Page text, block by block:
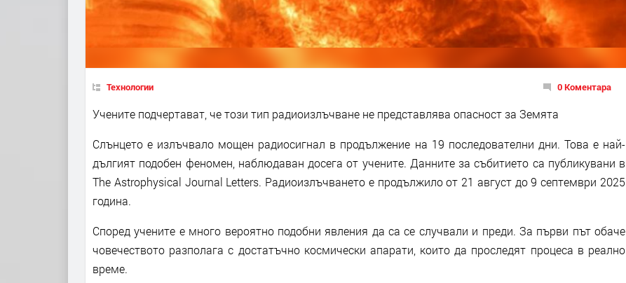
Технологии 0 Коментара
Учените подчертават, че този тип радиоизлъчване не представлява опасност за Земята
Слънцето е излъчвало мощен радиосигнал в продължение на 19 последователни дни. Това е най-
дългият подобен феномен, наблюдаван досега от учените. Данните за събитието са публикувани в
The Astrophysical Journal Letters. Радиоизлъчването е продължило от 21 август до 9 септември 2025
година.
Според учените е много вероятно подобни явления да са се случвали и преди. За първи път обаче
човечеството разполага с достатъчно космически апарати, които да проследят процеса в реално
време.